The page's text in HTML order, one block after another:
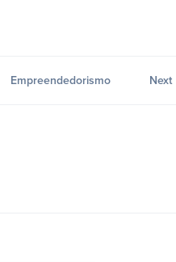
Empreendedorismo Next